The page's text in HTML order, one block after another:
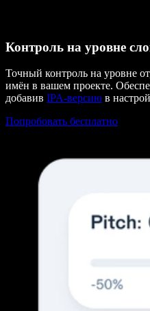
Контроль на уровне
Точный контроль на уровне
имён в вашем проекте.
добавив IPA-версию в
Попробовать бесплатно